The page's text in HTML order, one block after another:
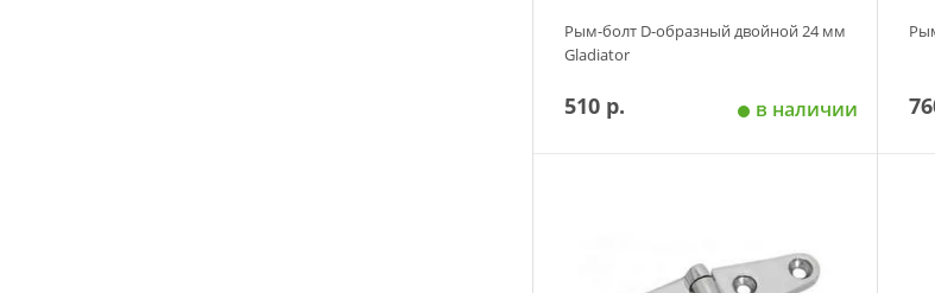
Рым-болт D-образный двойной 24 мм
Gladiator
510 р. в наличии